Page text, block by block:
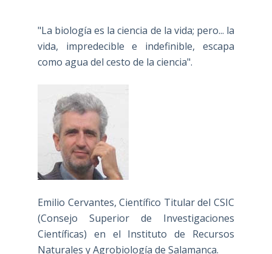
"La biología es la ciencia de la vida; pero... la
vida, impredecible e indefinible, escapa
como agua del cesto de la ciencia".
Emilio Cervantes, Científico Titular del CSIC
(Consejo Superior de Investigaciones
Científicas) en el Instituto de Recursos
Naturales y Agrobiología de Salamanca.